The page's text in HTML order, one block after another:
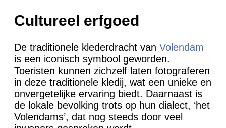
Cultureel erfgoed
De traditionele klederdracht van Volendam
is een iconisch symbool geworden.
Toeristen kunnen zichzelf laten fotograferen
in deze traditionele kledij, wat een unieke en
onvergetelijke ervaring biedt. Daarnaast is
de lokale bevolking trots op hun dialect, ‘het
Volendams’, dat nog steeds door veel